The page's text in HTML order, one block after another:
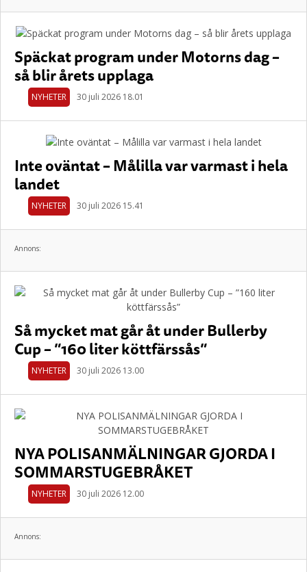
Späckat program under Motorns dag –
så blir årets upplaga
NYHETER 30 juli 2026 18.01
Inte oväntat – Målilla var varmast i hela
landet
NYHETER 30 juli 2026 15.41
Annons:
Så mycket mat går åt under Bullerby
Cup – ”160 liter köttfärssås”
NYHETER 30 juli 2026 13.00
NYA POLISANMÄLNINGAR GJORDA I
SOMMARSTUGEBRÅKET
NYHETER 30 juli 2026 12.00
Annons: